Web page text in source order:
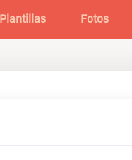
Plantillas Fotos